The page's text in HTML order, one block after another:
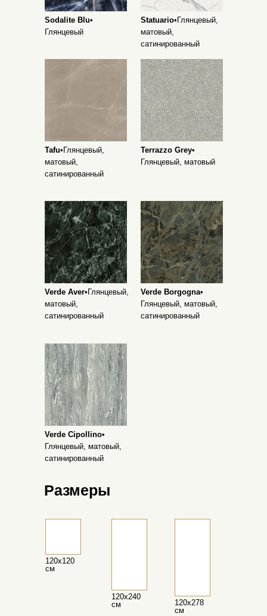
Terrazzo Grey•
Глянцевый, матовый
Statuario•Глянцевый,
матовый,
сатинированный
Tafu•Глянцевый,
матовый,
сатинированный
Verde Cipollino•
Глянцевый, матовый,
сатинированный
Verde Borgogna•
Глянцевый, матовый,
сатинированный
Verde Aver•Глянцевый,
матовый,
сатинированный
Sodalite Blu•
Глянцевый
120х120
см
120х240
см
120х278
см
Размеры